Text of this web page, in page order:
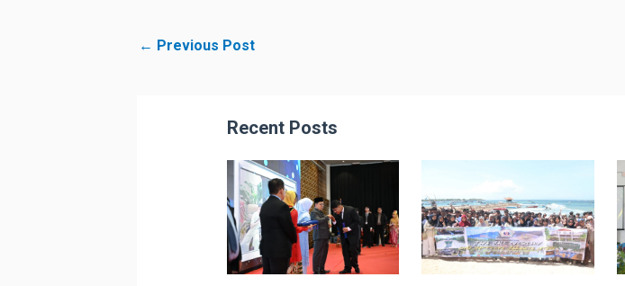
← Previous Post
Recent Posts